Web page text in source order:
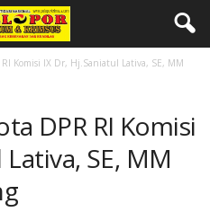
Komisi IX Dr, Hj.Saniatul Lativa, SE, MM
DPR RI Komisi
SE, MM